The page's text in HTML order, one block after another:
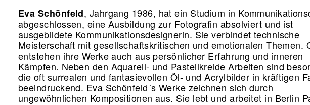
Eva Schönfeld, Jahrgang 1986, hat ein Studium in
abgeschlossen, eine Ausbildung zur Fotografin absolviert und ist
ausgebildete Kommunikationsdesignerin. Sie verbindet technische
Meisterschaft mit gesellschaftskritischen und emotionalen Themen.
entstehen ihre Werke auch aus persönlicher Erfahrung und inneren
Kämpfen. Neben den Aquarell- und Pastellkreide Arbeiten sind
die oft surrealen und fantasievollen Öl- und Acrylbilder in kräftigen
beeindruckend. Eva Schönfeld´s Werke zeichnen sich durch
ungewöhnlichen Kompositionen aus. Sie lebt und arbeitet in Berlin